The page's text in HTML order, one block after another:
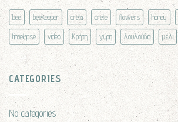
bee beekeeper creta crete flowers honey
timelapse video Κρήτη γύρη λουλούδια μέλι
CATEGORIES
No categories